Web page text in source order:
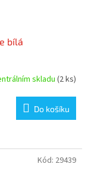
bílá
skladu(2 ks)
Do košíku
Kód: 29439